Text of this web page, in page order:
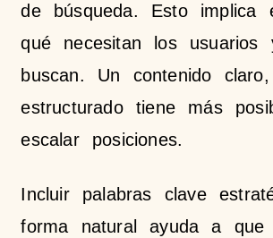
de búsqueda. Esto implica
qué necesitan los
buscan. Un contenido
estructurado tiene más
escalar posiciones.
Incluir palabras clave
forma natural ayuda a que